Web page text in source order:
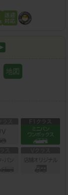
地図